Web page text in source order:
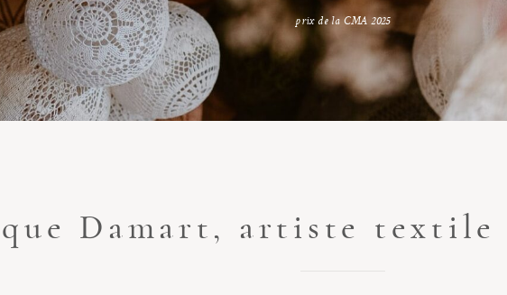
prix de la CMA 2025
Damart, artiste